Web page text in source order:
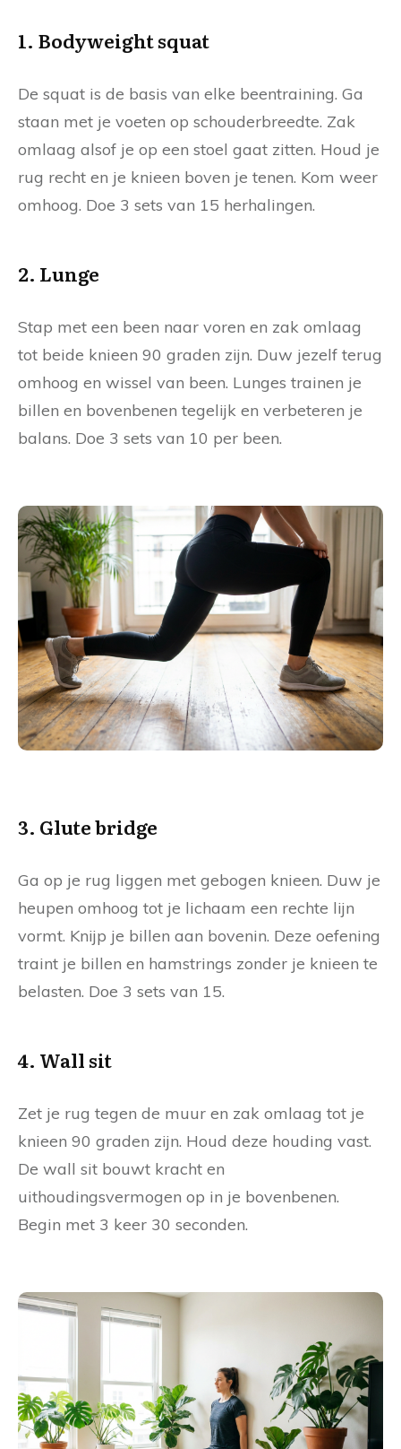
1. Bodyweight squat
De squat is de basis van elke beentraining. Ga
staan met je voeten op schouderbreedte. Zak
omlaag alsof je op een stoel gaat zitten. Houd je
rug recht en je knieen boven je tenen. Kom weer
omhoog. Doe 3 sets van 15 herhalingen.
2. Lunge
Stap met een been naar voren en zak omlaag
tot beide knieen 90 graden zijn. Duw jezelf terug
omhoog en wissel van been. Lunges trainen je
billen en bovenbenen tegelijk en verbeteren je
balans. Doe 3 sets van 10 per been.
3. Glute bridge
Ga op je rug liggen met gebogen knieen. Duw je
heupen omhoog tot je lichaam een rechte lijn
vormt. Knijp je billen aan bovenin. Deze oefening
traint je billen en hamstrings zonder je knieen te
belasten. Doe 3 sets van 15.
4. Wall sit
Zet je rug tegen de muur en zak omlaag tot je
knieen 90 graden zijn. Houd deze houding vast.
De wall sit bouwt kracht en
uithoudingsvermogen op in je bovenbenen.
Begin met 3 keer 30 seconden.